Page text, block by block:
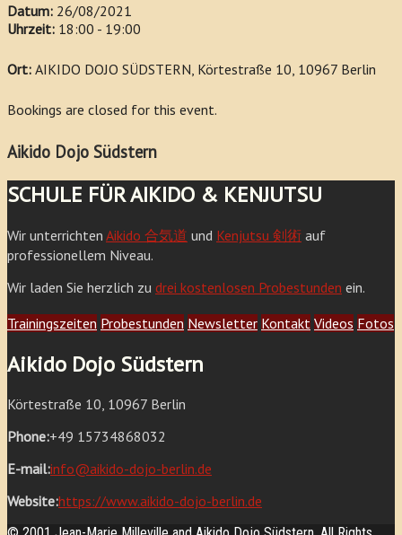
Datum: 26/08/2021
Uhrzeit: 18:00 - 19:00
Ort: AIKIDO DOJO SÜDSTERN, Körtestraße 10, 10967 Berlin
Bookings are closed for this event.
Aikido Dojo Südstern
SCHULE FÜR AIKIDO & KENJUTSU
Wir unterrichten Aikido 合気道 und Kenjutsu 剣術 auf
professionellem Niveau.
Wir laden Sie herzlich zu drei kostenlosen Probestunden ein.
Trainingszeiten Probestunden Newsletter Kontakt Videos Fotos
Aikido Dojo Südstern
Körtestraße 10, 10967 Berlin
Phone:+49 15734868032
E-mail:info@aikido-dojo-berlin.de
Website:https://www.aikido-dojo-berlin.de